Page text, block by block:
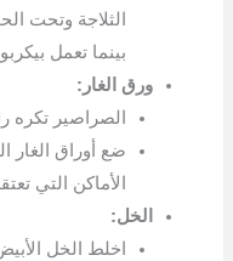
الثلاجة وتحت
بينما تعمل
ورق الغار:
الصراصير تكره
ضع أوراق الغار
الأماكن التي
الخل:
اخلط الخل